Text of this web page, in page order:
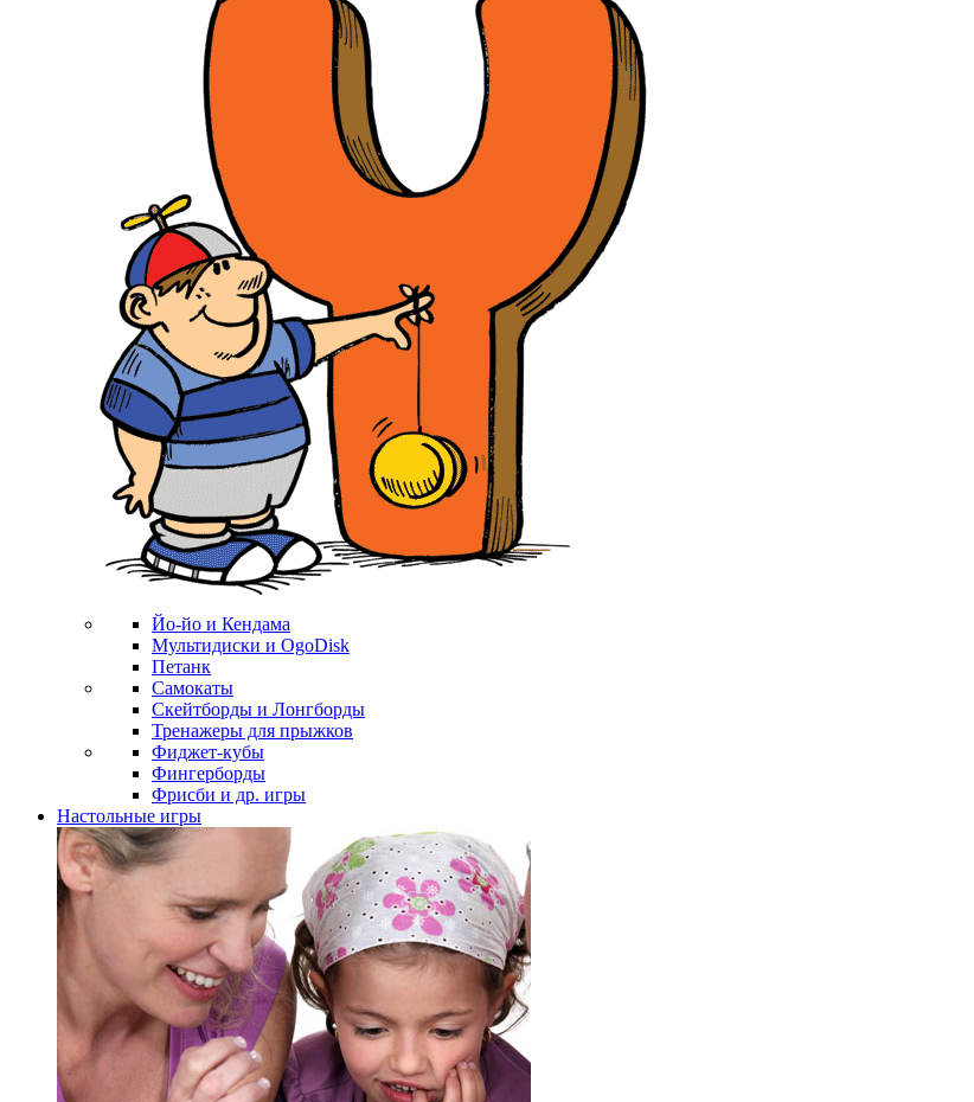
Йо-йо и Кендама
Мультидиски и OgoDisk
Петанк
Самокаты
Скейтборды и Лонгборды
Тренажеры для прыжков
Фиджет-кубы
Фингерборды
Фрисби и др. игры
Настольные игры